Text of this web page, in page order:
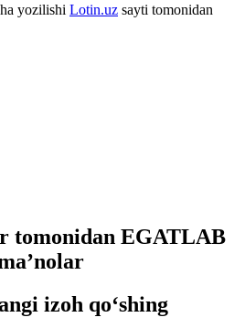
yozilishi Lotin.uz sayti tomonidan
tomonidan EGATLAB
izoh qo‘shing